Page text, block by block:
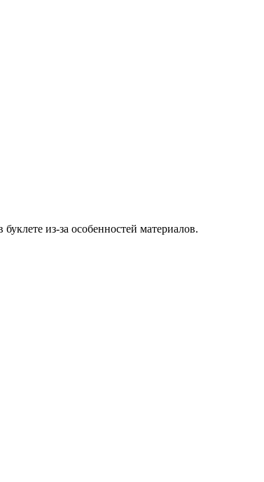
из-за особенностей материалов.